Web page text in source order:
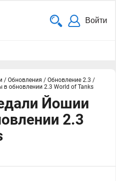
Войти
/ Обновления / Обновление 2.3 /
обновлении 2.3 World of Tanks
Йошии
2.3